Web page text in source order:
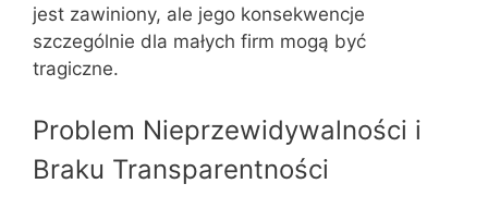
jest zawiniony, ale jego konsekwencje
szczególnie dla małych firm mogą być
tragiczne.
Problem Nieprzewidywalności i
Braku Transparentności